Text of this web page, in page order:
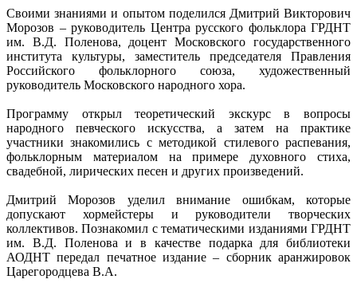
Своими знаниями и опытом поделился Дмитрий Викторович
Морозов – руководитель Центра русского фольклора ГРДНТ
им. В.Д. Поленова, доцент Московского государственного
института культуры, заместитель председателя Правления
Российского фольклорного союза, художественный
руководитель Московского народного хора.
Программу открыл теоретический экскурс в вопросы
народного певческого искусства, а затем на практике
участники знакомились с методикой стилевого распевания,
фольклорным материалом на примере духовного стиха,
свадебной, лирических песен и других произведений.
Дмитрий Морозов уделил внимание ошибкам, которые
допускают хормейстеры и руководители творческих
коллективов. Познакомил с тематическими изданиями ГРДНТ
им. В.Д. Поленова и в качестве подарка для библиотеки
АОДНТ передал печатное издание – сборник аранжировок
Царегородцева В.А.